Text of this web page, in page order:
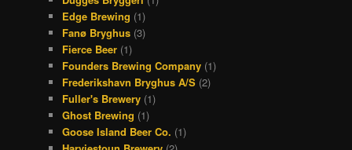
Edge Brewing (1)
Fanø Bryghus (3)
Fierce Beer (1)
Founders Brewing Company (1)
Frederikshavn Bryghus A/S (2)
Fuller's Brewery (1)
Ghost Brewing (1)
Goose Island Beer Co. (1)